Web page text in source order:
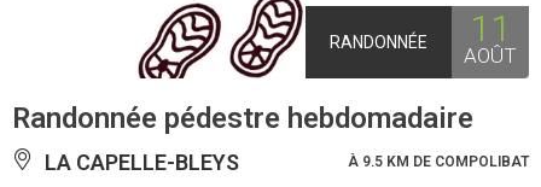
RANDONNÉE 11
AOÛT
Randonnée pédestre hebdomadaire
LA CAPELLE-BLEYS À 9.5 KM DE COMPOLIBAT